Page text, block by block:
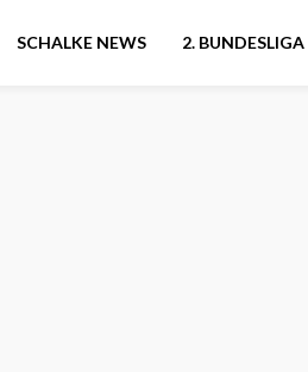
SCHALKE NEWS 2. BUNDESLIGA